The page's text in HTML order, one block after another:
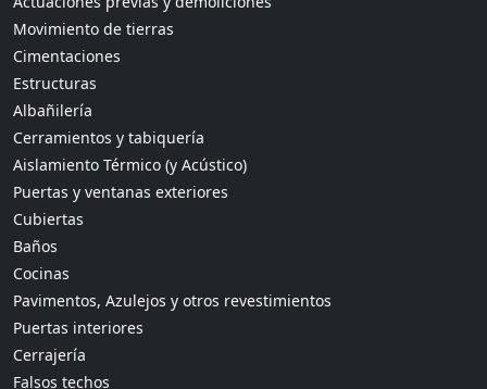
Movimiento de tierras
Cimentaciones
Estructuras
Albañilería
Cerramientos y tabiquería
Aislamiento Térmico (y Acústico)
Puertas y ventanas exteriores
Cubiertas
Baños
Cocinas
Pavimentos, Azulejos y otros revestimientos
Puertas interiores
Cerrajería
Falsos techos